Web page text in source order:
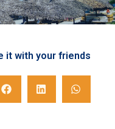
it with your friends